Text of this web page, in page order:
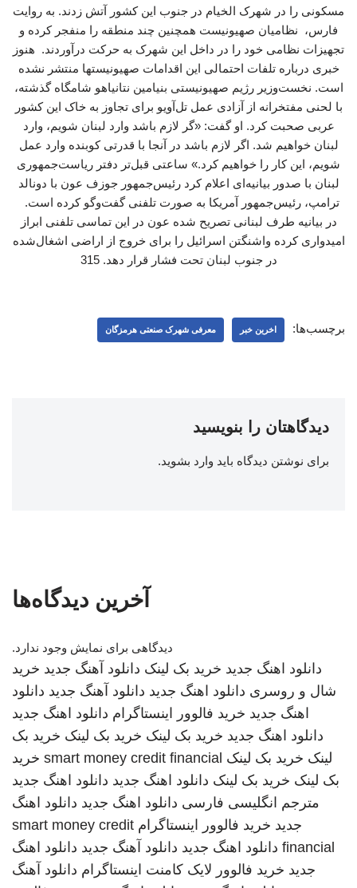
مسکونی را در شهرک الخیام در جنوب این کشور آتش زدند. به روایت
فارس، نظامیان صهیونیست همچنین چند منطقه را منفجر کرده و
تجهیزات نظامی خود را در داخل این شهرک به حرکت درآوردند. هنوز
خبری درباره تلفات احتمالی این اقدامات صهیونیستها منتشر نشده
است. نخست‌وزیر رژیم صهیونیستی بنیامین نتانیاهو شامگاه گذشته،
با لحنی مفتخرانه از آزادی عمل تل‌آویو برای تجاوز به خاک این کشور
عربی صحبت کرد. او گفت: «گر لازم باشد وارد لبنان شویم، وارد
لبنان خواهیم شد. اگر لازم باشد در آنجا با قدرتی کوبنده وارد عمل
شویم، این کار را خواهیم کرد.» ساعتی قبل‌تر دفتر ریاست‌جمهوری
لبنان با صدور بیانیه‌ای اعلام کرد رئیس‌جمهور جوزف عون با دونالد
ترامپ، رئیس‌جمهور آمریکا به صورت تلفنی گفت‌وگو کرده است.
در بیانیه طرف لبنانی تصریح شده عون در این تماسی تلفنی ابراز
امیدواری کرده واشنگتن اسرائیل را برای خروج از اراضی اشغال‌شده
در جنوب لبنان تحت فشار قرار دهد. 315
برچسب‌ها: اخرین خبر معرفی شهرک صنعتی هرمزگان
دیدگاهتان را بنویسید
برای نوشتن دیدگاه باید وارد بشوید.
آخرین دیدگاه‌ها
دیدگاهی برای نمایش وجود ندارد.
دانلود اهنگ جدید خرید بک لینک دانلود آهنگ جدید خرید
شال و روسری دانلود اهنگ جدید دانلود آهنگ جدید دانلود
اهنگ جدید خرید فالوور اینستاگرام دانلود اهنگ جدید
دانلود اهنگ جدید خرید بک لینک خرید بک لینک خرید بک
لینک خرید بک لینک smart money credit financial خرید
بک لینک خرید بک لینک دانلود اهنگ جدید دانلود اهنگ جدید
مترجم انگلیسی فارسی دانلود اهنگ جدید دانلود اهنگ
جدید خرید فالوور اینستاگرام smart money credit
financial دانلود اهنگ جدید دانلود آهنگ جدید دانلود اهنگ
جدید خرید فالوور لایک کامنت اینستاگرام دانلود آهنگ